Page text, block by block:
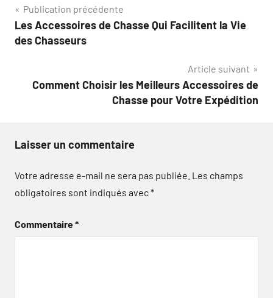
Navigation
de
Publication précédente
Les Accessoires de Chasse Qui Facilitent la Vie
des Chasseurs
Article suivant
Comment Choisir les Meilleurs Accessoires de
Chasse pour Votre Expédition
Laisser un commentaire
Votre adresse e-mail ne sera pas publiée. Les champs
obligatoires sont indiqués avec*
Commentaire*